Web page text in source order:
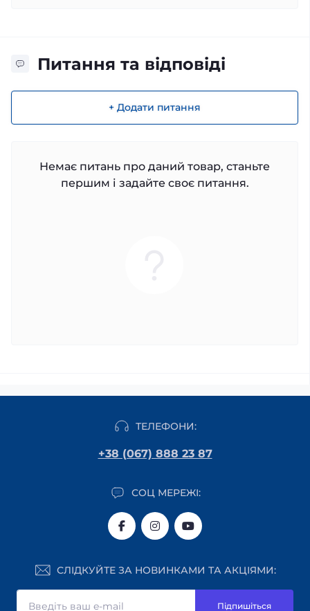
Питання та відповіді
+ Додати питання
Немає питань про даний товар, станьте
першим і задайте своє питання.
ТЕЛЕФОНИ:
+38 (067) 888 23 87
СОЦ МЕРЕЖІ:
СЛІДКУЙТЕ ЗА НОВИНКАМИ ТА АКЦІЯМИ:
Підпишіться